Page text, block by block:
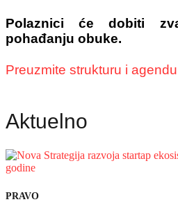
Polaznici će dobiti
pohađanju obuke.
Preuzmite strukturu i
Aktuelno
PRAVO